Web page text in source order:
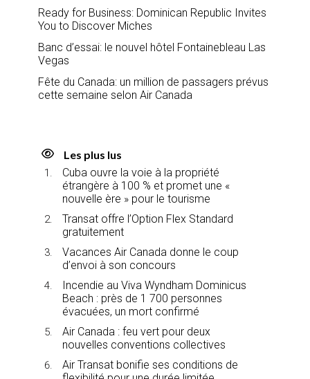
Ready for Business: Dominican Republic Invites
You to Discover Miches
Banc d’essai: le nouvel hôtel Fontainebleau Las
Vegas
Fête du Canada: un million de passagers prévus
cette semaine selon Air Canada
Les plus lus
Cuba ouvre la voie à la propriété
étrangère à 100 % et promet une «
nouvelle ère » pour le tourisme
Transat offre l’Option Flex Standard
gratuitement
Vacances Air Canada donne le coup
d’envoi à son concours
Incendie au Viva Wyndham Dominicus
Beach : près de 1 700 personnes
évacuées, un mort confirmé
Air Canada : feu vert pour deux
nouvelles conventions collectives
Air Transat bonifie ses conditions de